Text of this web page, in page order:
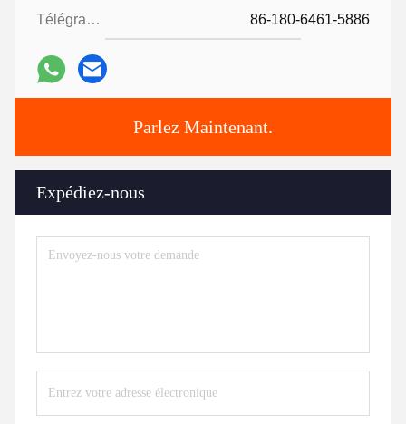
Télégramme: 86-180-6461-5886
Parlez Maintenant.
Expédiez-nous